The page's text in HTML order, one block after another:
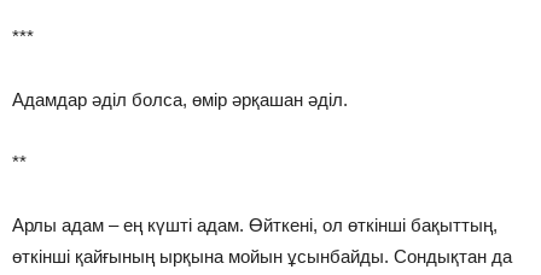
***
Адамдар әділ болса, өмір әрқашан әділ.
**
Арлы адам – ең күшті адам. Өйткені, ол өткінші бақыттың,
өткінші қайғының ырқына мойын ұсынбайды. Сондықтан да